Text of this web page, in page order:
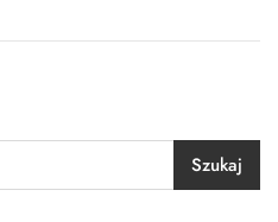
Szukaj